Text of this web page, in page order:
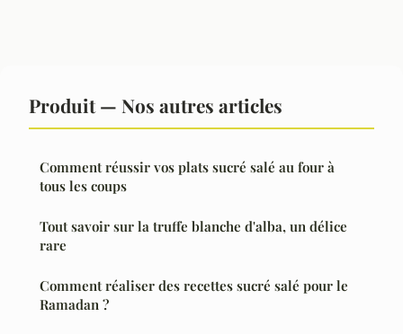
Produit — Nos autres articles
Comment réussir vos plats sucré salé au four à
tous les coups
Tout savoir sur la truffe blanche d'alba, un délice
rare
Comment réaliser des recettes sucré salé pour le
Ramadan ?